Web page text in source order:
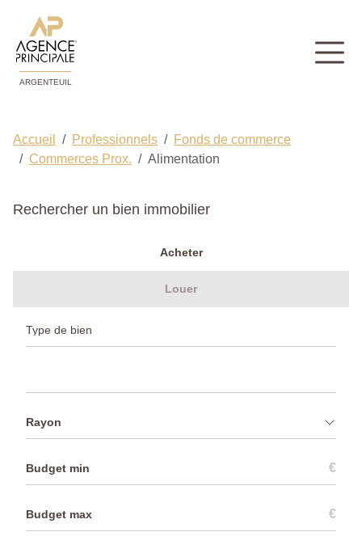
ARGENTEUIL
Accueil Professionnels
Fonds de commerce
Commerces Prox.
Alimentation
Rechercher un bien immobilier
Acheter
Louer
Rayon
€
€